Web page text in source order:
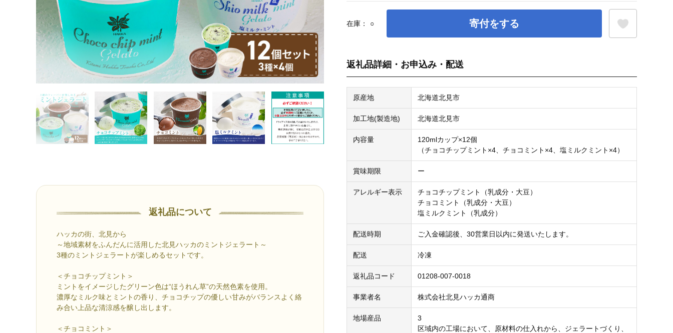
返礼品について
ハッカの街、北見から
～地域素材をふんだんに活用した北見ハッカのミントジェラート～
3種のミントジェラートが楽しめるセットです。
＜チョコチップミント＞
ミントをイメージしたグリーン色は“ほうれん草”の天然色素を使用。
濃厚なミルク味とミントの香り、チョコチップの優しい甘みがバランスよく絡
み合い上品な清涼感を醸し出します。
＜チョコミント＞
在庫： ○ 寄付をする
返礼品詳細・お申込み・配送
原産地 北海道北見市
加工地(製造地) 北海道北見市
内容量
120mlカップ×12個
（チョコチップミント×4、チョコミント×4、塩ミルクミント×4）
賞味期限 ー
アレルギー表示
チョコチップミント（乳成分・大豆）
チョコミント（乳成分・大豆）
塩ミルクミント（乳成分）
配送時期 ご入金確認後、30営業日以内に発送いたします。
配送 冷凍
返礼品コード 01208-007-0018
事業者名 株式会社北見ハッカ通商
地場産品
3
区域内の工場において、原材料の仕入れから、ジェラートづくり、